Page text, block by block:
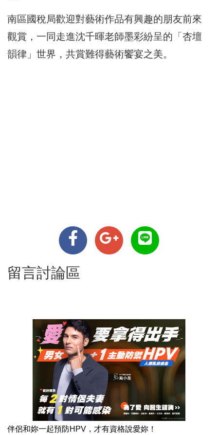
南區國稅局歡迎對藝術作品有興趣的朋友前來
觀賞，一同走進沈千暉老師墨彩紛呈的「杏壇
韻律」世界，共賞難得藝術饗宴之美。
留言討論區
伴侶和妳一起預防HPV，才有資格說愛妳！